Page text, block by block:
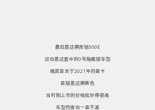
最后是这辆奔驰500E
这也是这套中的0号隐藏版车型
模具首发于2021年的普卡
首版是这辆黑色
当时刚上市的价格就炒得很高
车型热度也一直不减